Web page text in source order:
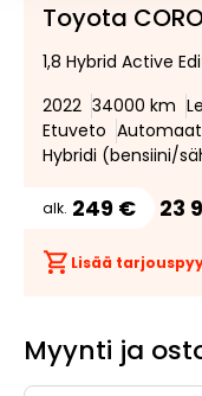
Toyota
1,8 Hybrid Active
2022 34000 km
Etuveto
Hybridi (bensiini/
alk. 249 € 23
Lisää
Myynti ja